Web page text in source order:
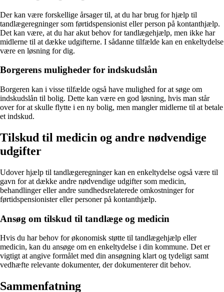
Der kan være forskellige årsager til, at du har brug for hjælp til
tandlægeregninger som førtidspensionist eller person på kontanthjælp.
Det kan være, at du har akut behov for tandlægehjælp, men ikke har
midlerne til at dække udgifterne. I sådanne tilfælde kan en enkeltydelse
være en løsning for dig.
Borgerens muligheder for indskudslån
Borgeren kan i visse tilfælde også have mulighed for at søge om
indskudslån til bolig. Dette kan være en god løsning, hvis man står
over for at skulle flytte i en ny bolig, men mangler midlerne til at betale
et indskud.
Tilskud til medicin og andre nødvendige
udgifter
Udover hjælp til tandlægeregninger kan en enkeltydelse også være til
gavn for at dække andre nødvendige udgifter som medicin,
behandlinger eller andre sundhedsrelaterede omkostninger for
førtidspensionister eller personer på kontanthjælp.
Ansøg om tilskud til tandlæge og medicin
Hvis du har behov for økonomisk støtte til tandlægehjælp eller
medicin, kan du ansøge om en enkeltydelse i din kommune. Det er
vigtigt at angive formålet med din ansøgning klart og tydeligt samt
vedhæfte relevante dokumenter, der dokumenterer dit behov.
Sammenfatning